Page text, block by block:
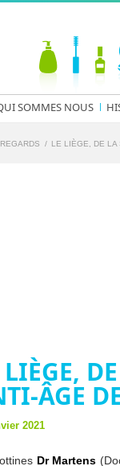
SOMMES NOUS
REGARDS / LE LIÈGE, DE LA
LIÈGE,
ÂGE
2021
Dr Martens